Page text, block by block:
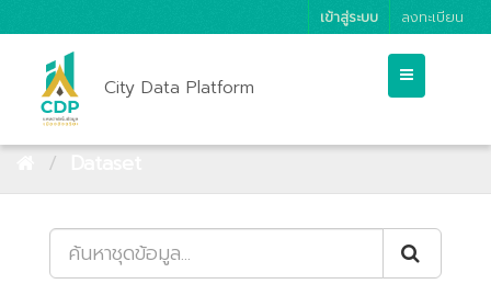
เข้าสู่ระบบ ลงทะเบียน
City Data Platform